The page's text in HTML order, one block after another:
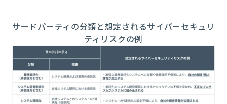
サードパーティの分類と想定されるサイバーセキュリ
ティリスクの例